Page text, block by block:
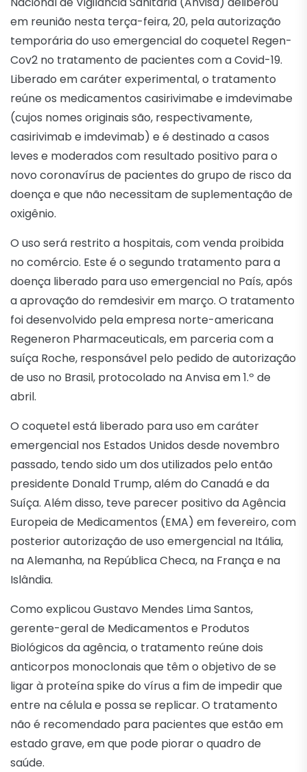
em reunião nesta terça-feira, 20, pela autorização
temporária do uso emergencial do coquetel Regen-
Cov2 no tratamento de pacientes com a Covid-19.
Liberado em caráter experimental, o tratamento
reúne os medicamentos casirivimabe e imdevimabe
(cujos nomes originais são, respectivamente,
casirivimab e imdevimab) e é destinado a casos
leves e moderados com resultado positivo para o
novo coronavírus de pacientes do grupo de risco da
doença e que não necessitam de suplementação de
oxigênio.
O uso será restrito a hospitais, com venda proibida
no comércio. Este é o segundo tratamento para a
doença liberado para uso emergencial no País, após
a aprovação do remdesivir em março. O tratamento
foi desenvolvido pela empresa norte-americana
Regeneron Pharmaceuticals, em parceria com a
suíça Roche, responsável pelo pedido de autorização
de uso no Brasil, protocolado na Anvisa em 1.º de
abril.
O coquetel está liberado para uso em caráter
emergencial nos Estados Unidos desde novembro
passado, tendo sido um dos utilizados pelo então
presidente Donald Trump, além do Canadá e da
Suíça. Além disso, teve parecer positivo da Agência
Europeia de Medicamentos (EMA) em fevereiro, com
posterior autorização de uso emergencial na Itália,
na Alemanha, na República Checa, na França e na
Islândia.
Como explicou Gustavo Mendes Lima Santos,
gerente-geral de Medicamentos e Produtos
Biológicos da agência, o tratamento reúne dois
anticorpos monoclonais que têm o objetivo de se
ligar à proteína spike do vírus a fim de impedir que
entre na célula e possa se replicar. O tratamento
não é recomendado para pacientes que estão em
estado grave, em que pode piorar o quadro de
saúde.